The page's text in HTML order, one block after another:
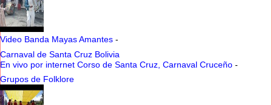
Video Banda Mayas Amantes -
Carnaval de Santa Cruz Bolivia
En vivo por internet Corso de Santa Cruz, Carnaval Cruceño -
Grupos de Folklore